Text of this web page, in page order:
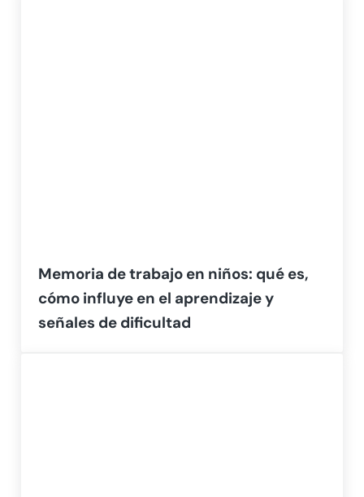
Memoria de trabajo en niños: qué es,
cómo influye en el aprendizaje y
señales de dificultad